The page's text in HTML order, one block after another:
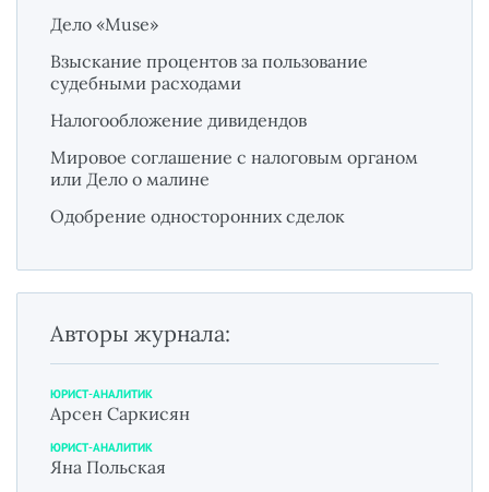
Дело «Muse»
Взыскание процентов за пользование
судебными расходами
Налогообложение дивидендов
Мировое соглашение с налоговым органом
или Дело о малине
Одобрение односторонних сделок
Авторы журнала:
ЮРИСТ-АНАЛИТИК
Арсен Саркисян
ЮРИСТ-АНАЛИТИК
Яна Польская